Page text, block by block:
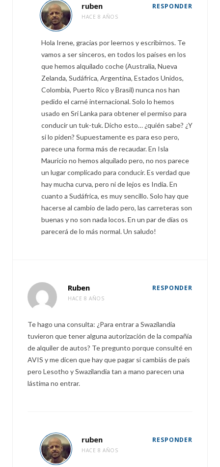
ruben
HACE 8 AÑOS
RESPONDER
Hola Irene, gracias por leernos y escribirnos. Te
vamos a ser sinceros, en todos los países en los
que hemos alquilado coche (Australia, Nueva
Zelanda, Sudáfrica, Argentina, Estados Unidos,
Colombia, Puerto Rico y Brasil) nunca nos han
pedido el carné internacional. Solo lo hemos
usado en Sri Lanka para obtener el permiso para
conducir un tuk-tuk. Dicho esto… ¿quién sabe? ¿Y
si lo piden? Supuestamente es para eso pero,
parece una forma más de recaudar. En Isla
Mauricio no hemos alquilado pero, no nos parece
un lugar complicado para conducir. Es verdad que
hay mucha curva, pero ni de lejos es India. En
cuanto a Sudáfrica, es muy sencillo. Solo hay que
hacerse al cambio de lado pero, las carreteras son
buenas y no son nada locos. En un par de días os
parecerá de lo más normal. Un saludo!
Ruben
HACE 8 AÑOS
RESPONDER
Te hago una consulta: ¿Para entrar a Swazilandia
tuvieron que tener alguna autorización de la compañía
de alquiler de autos? Te pregunto porque consulté en
AVIS y me dicen que hay que pagar si cambiás de país
pero Lesotho y Swazilandia tan a mano parecen una
lástima no entrar.
ruben
HACE 8 AÑOS
RESPONDER